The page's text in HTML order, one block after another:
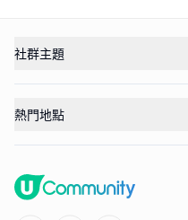
社群主題
熱門地點